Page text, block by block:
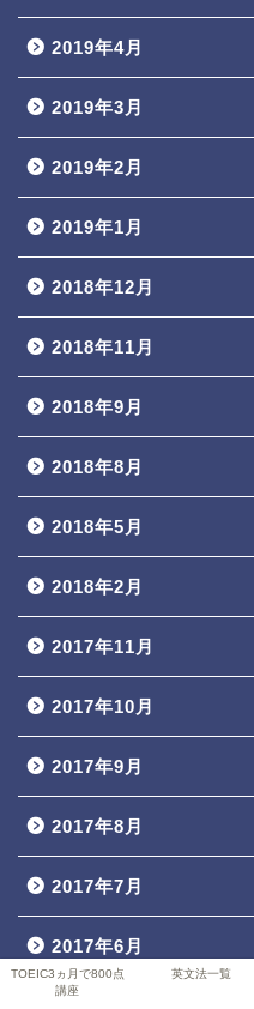
2019年4月
2019年3月
2019年2月
2019年1月
2018年12月
2018年11月
2018年9月
2018年8月
2018年5月
2018年2月
2017年11月
2017年10月
2017年9月
2017年8月
2017年7月
2017年6月
TOEIC3ヵ月で800点
講座
英文法一覧